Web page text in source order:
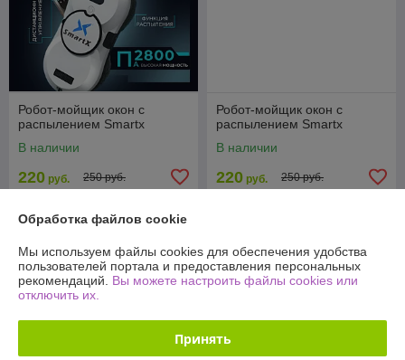
Робот-мойщик окон с
распылением Smartx
В наличии
220 руб. 250 руб.
Купить
Робот-мойщик окон с
распылением Smartx
В наличии
220 руб. 250 руб.
О нас
76% положительных из 17 отзывов за год
Работает с 28.02.2019
Обработка файлов cookie
Мы используем файлы cookies для обеспечения удобства
пользователей портала и предоставления персональных
рекомендаций. Вы можете настроить файлы cookies или
отключить их.
Принять